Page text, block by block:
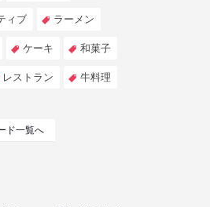
ィブ ラーメン
ケーキ 和菓子
レストラン 牛料理
ド一覧へ